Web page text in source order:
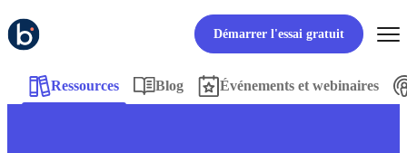
Démarrer l'essai gratuit
Ressources Blog Événements et webinaires